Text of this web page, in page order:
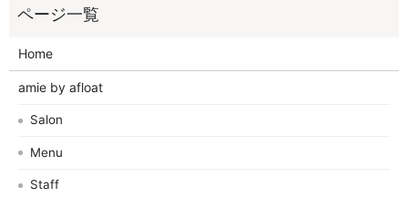
Home
amie by afloat
Salon
Menu
Staff